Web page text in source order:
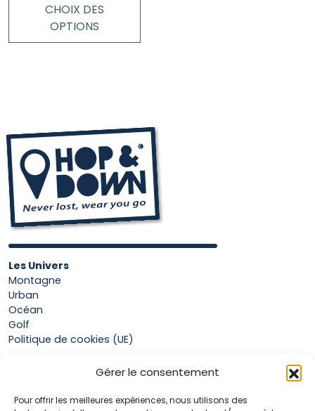
Gérer le consentement
Pour offrir les meilleures expériences, nous utilisons des
CHOIX DES
OPTIONS
variations.
Les
options
peuvent
être
choisies
sur
la
page
du
produit
Les Univers
Montagne
Urban
Océan
Golf
Politique de cookies (UE)
Mon compte